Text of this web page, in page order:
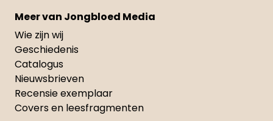
Meer van Jongbloed Media
Wie zijn wij
Geschiedenis
Catalogus
Nieuwsbrieven
Recensie exemplaar
Covers en leesfragmenten